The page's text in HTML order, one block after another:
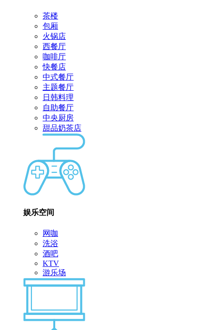
茶楼
包厢
火锅店
西餐厅
咖啡厅
快餐店
中式餐厅
主题餐厅
日韩料理
自助餐厅
中央厨房
甜品奶茶店
娱乐空间
网咖
洗浴
酒吧
KTV
游乐场